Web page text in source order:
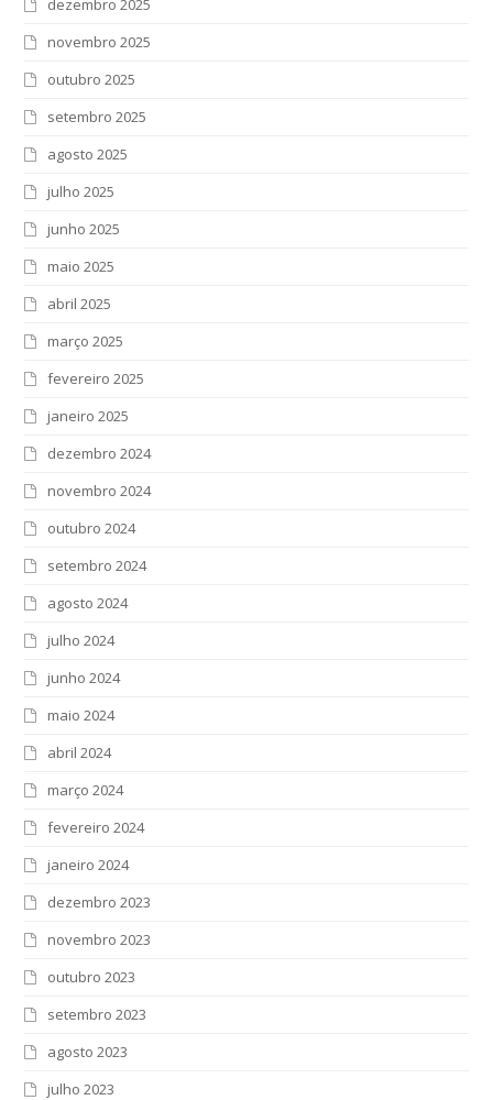
dezembro 2025
novembro 2025
outubro 2025
setembro 2025
agosto 2025
julho 2025
junho 2025
maio 2025
abril 2025
março 2025
fevereiro 2025
janeiro 2025
dezembro 2024
novembro 2024
outubro 2024
setembro 2024
agosto 2024
julho 2024
junho 2024
maio 2024
abril 2024
março 2024
fevereiro 2024
janeiro 2024
dezembro 2023
novembro 2023
outubro 2023
setembro 2023
agosto 2023
julho 2023